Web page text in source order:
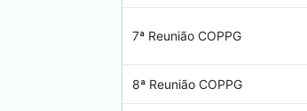
7ª Reunião COPPG
8ª Reunião COPPG